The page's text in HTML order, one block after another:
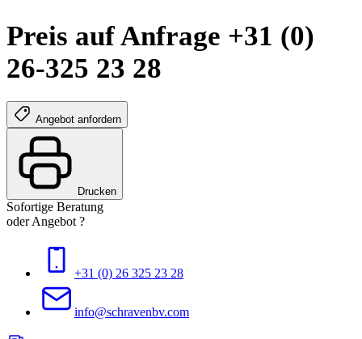
Preis auf Anfrage +31 (0)
26-325 23 28
Angebot anfordern
Drucken
Sofortige Beratung
oder Angebot ?
+31 (0) 26 325 23 28
info@schravenbv.com